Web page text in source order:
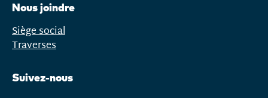
Nous joindre
Siège social
Traverses
Suivez-nous